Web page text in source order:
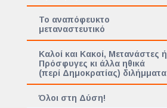
Το αναπόφευκτο
μεταναστευτικό
Καλοί και Κακοί, Μετανάστες ή
Πρόσφυγες κι άλλα ηθικά
(περί Δημοκρατίας) διλήμματα
Όλοι στη Δύση!